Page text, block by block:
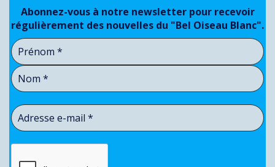
Abonnez-vous à notre newsletter pour recevoir
régulièrement des nouvelles du "Bel Oiseau Blanc".